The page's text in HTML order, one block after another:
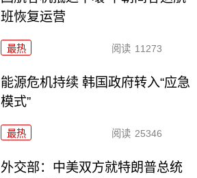
班恢复运营
最热 阅读 11273
能源危机持续 韩国政府转入“应急
模式”
最热 阅读 25346
外交部：中美双方就特朗普总统